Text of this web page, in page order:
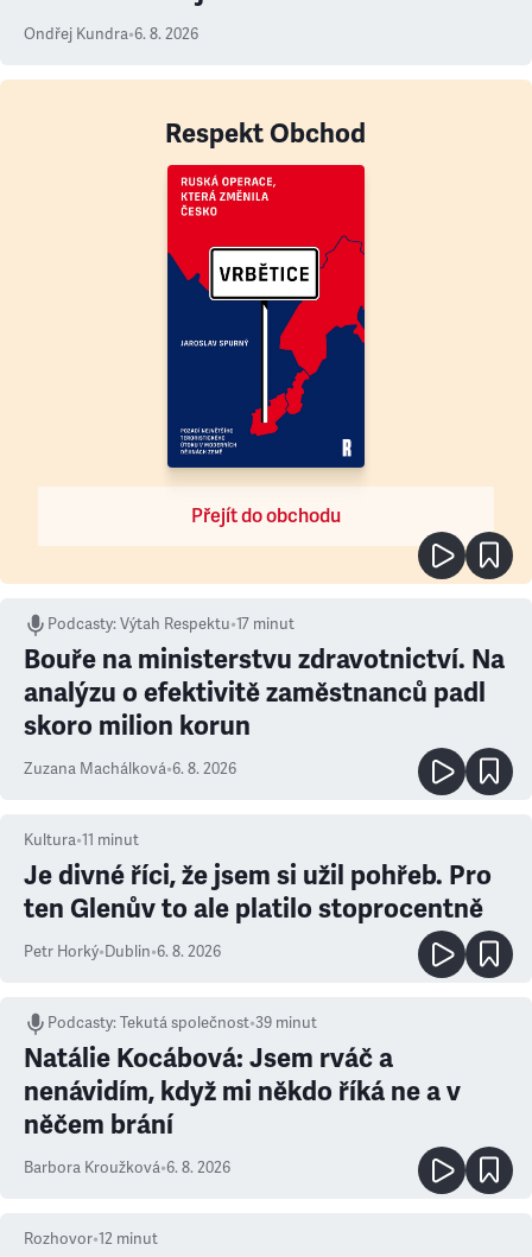
Ondřej Kundra•6. 8. 2026
Respekt Obchod
Přejít do obchodu
Podcasty:Výtah Respektu•17 minut
Bouře na ministerstvu zdravotnictví. Na
analýzu o efektivitě zaměstnanců padl
skoro milion korun
Zuzana Machálková•6. 8. 2026
Kultura•11 minut
Je divné říci, že jsem si užil pohřeb. Pro
ten Glenův to ale platilo stoprocentně
Petr Horký•Dublin•6. 8. 2026
Podcasty:Tekutá společnost•39 minut
Natálie Kocábová: Jsem rváč a
nenávidím, když mi někdo říká ne a v
něčem brání
Barbora Kroužková•6. 8. 2026
Rozhovor•12 minut